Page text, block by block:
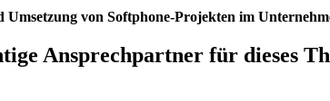
von Softphone-Projekten im
Ansprechpartner für dieses